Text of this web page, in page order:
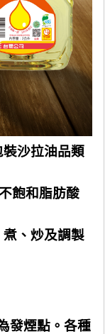
沙拉油品類
飽和脂肪酸
、炒及調製
發煙點。各種